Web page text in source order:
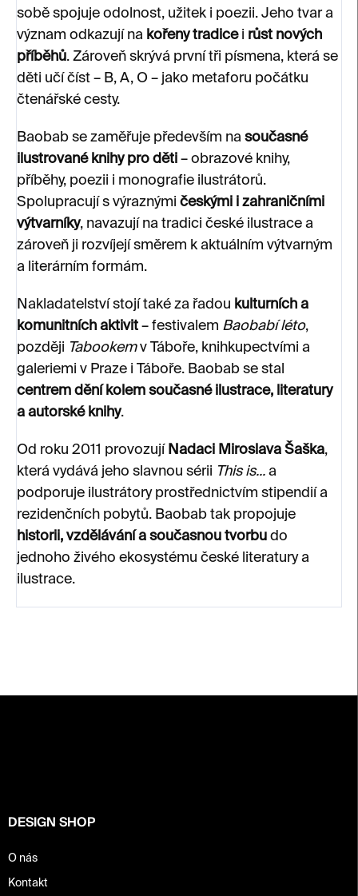
sobě spojuje odolnost, užitek i poezii. Jeho tvar a
význam odkazují na kořeny tradicei růst nových
příběhů. Zároveň skrývá první tři písmena, která se
děti učí číst – B, A, O – jako metaforu počátku
čtenářské cesty.
Baobab se zaměřuje především na současné
ilustrované knihy pro děti – obrazové knihy,
příběhy, poezii i monografie ilustrátorů.
Spolupracují s výraznými českými i zahraničními
výtvarníky, navazují na tradici české ilustrace a
zároveň ji rozvíjejí směrem k aktuálním výtvarným
a literárním formám.
Nakladatelství stojí také za řadou kulturních a
komunitních aktivit – festivalem Baobabí léto,
později Tabookemv Táboře, knihkupectvími a
galeriemi v Praze i Táboře. Baobab se stal
centrem dění kolem současné ilustrace, literatury
a autorské knihy.
Od roku 2011 provozují Nadaci Miroslava Šaška,
která vydává jeho slavnou sérii This is... a
podporuje ilustrátory prostřednictvím stipendií a
rezidenčních pobytů. Baobab tak propojuje
historii, vzdělávání a současnou tvorbu do
jednoho živého ekosystému české literatury a
ilustrace.
DESIGN SHOP
O nás
Kontakt